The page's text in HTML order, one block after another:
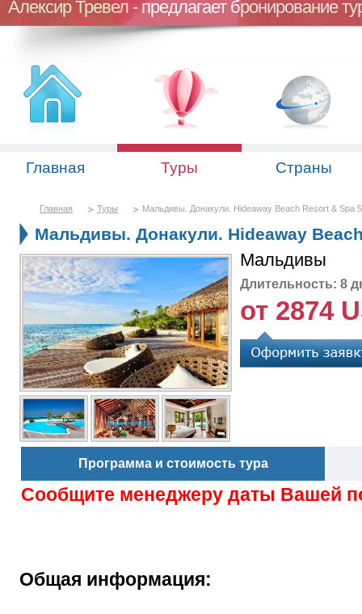
Алексир Тревел - предлагает бронирование
Главная Туры Страны
Главная Туры Мальдивы. Донакули. Hideaway Beach Resort & Spa
Мальдивы. Донакули. Hideaway
Мальдивы
Длительность: 8
от 2874
Программа и стоимость тура
Сообщите менеджеру даты Вашей
Общая информация: